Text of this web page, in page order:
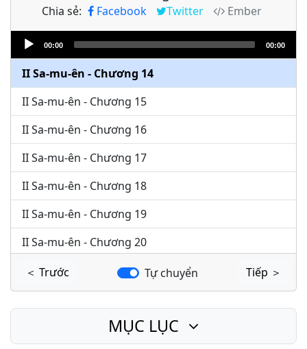
Chia sẻ: Facebook Twitter
Ember
Audio
Player
00:00 00:00
II Sa-mu-ên - Chương 12
II Sa-mu-ên - Chương 13
II Sa-mu-ên - Chương 14
II Sa-mu-ên - Chương 15
II Sa-mu-ên - Chương 16
II Sa-mu-ên - Chương 17
II Sa-mu-ên - Chương 18
II Sa-mu-ên - Chương 19
II Sa-mu-ên - Chương 20
II Sa-mu-ên - Chương 21
II Sa-mu-ên - Chương 23
＜ Trước Tự chuyển Tiếp ＞
MỤC LỤC